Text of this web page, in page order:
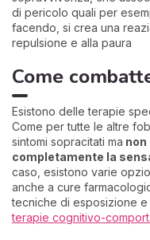
di pericolo quali per
facendo, si crea una
repulsione e alla paura
Come
Esistono delle terapie
Come per tutte le altre
sintomi sopracitati ma non
completamente la
caso, esistono varie
anche a cure
tecniche di esposizione
terapie cognitivo-